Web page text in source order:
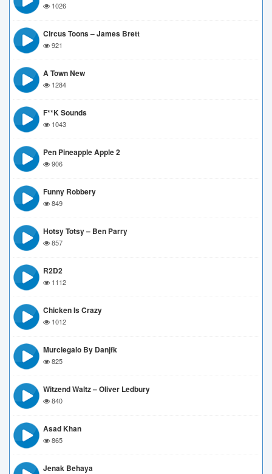
1026
Circus Toons – James Brett
921
A Town New
1284
F**k Sounds
1043
Pen Pineapple Apple 2
906
Funny Robbery
849
Hotsy Totsy – Ben Parry
857
R2D2
1112
Chicken Is Crazy
1012
Murciegalo By Danjfk
825
Witzend Waltz – Oliver Ledbury
840
Asad Khan
865
Jenak Behaya